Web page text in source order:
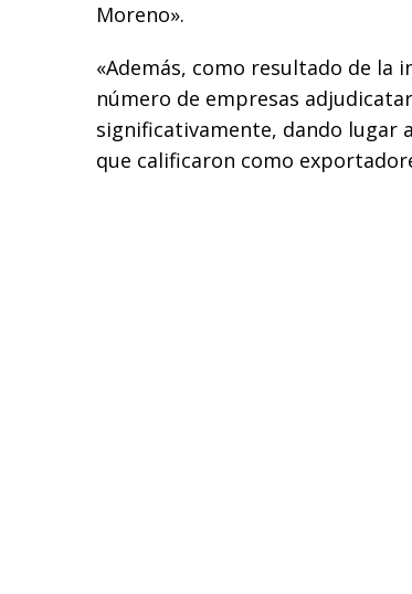
Moreno».
«Además, como resultado de la
número de empresas
significativamente, dando lugar
que calificaron como